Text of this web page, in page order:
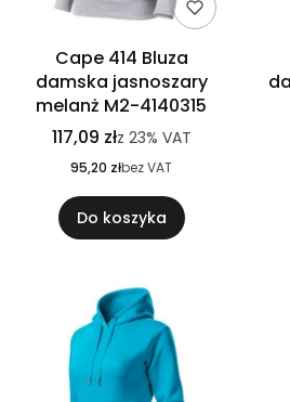
Cape 414 Bluza
damska jasnoszary
melanż M2-4140315
117,09 złz 23% VAT
95,20 złbez VAT
Do koszyka